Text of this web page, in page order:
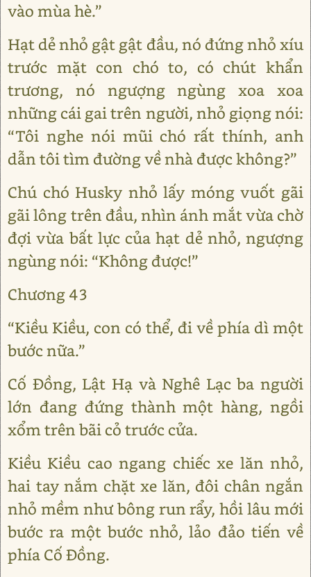
vào mùa hè.”
Hạt dẻ nhỏ gật gật đầu, nó đứng nhỏ xíu
trước mặt con chó to, có chút khẩn
trương, nó ngượng ngùng xoa xoa
những cái gai trên người, nhỏ giọng nói:
“Tôi nghe nói mũi chó rất thính, anh
dẫn tôi tìm đường về nhà được không?”
Chú chó Husky nhỏ lấy móng vuốt gãi
gãi lông trên đầu, nhìn ánh mắt vừa chờ
đợi vừa bất lực của hạt dẻ nhỏ, ngượng
ngùng nói: “Không được!”
Chương 43
“Kiều Kiều, con có thể, đi về phía dì một
bước nữa.”
Cố Đồng, Lật Hạ và Nghê Lạc ba người
lớn đang đứng thành một hàng, ngồi
xổm trên bãi cỏ trước cửa.
Kiều Kiều cao ngang chiếc xe lăn nhỏ,
hai tay nắm chặt xe lăn, đôi chân ngắn
nhỏ mềm như bông run rẩy, hồi lâu mới
bước ra một bước nhỏ, lảo đảo tiến về
phía Cố Đồng.